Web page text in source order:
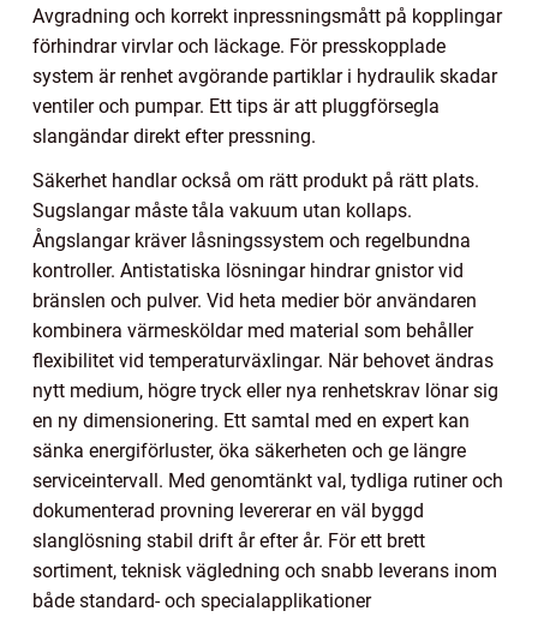
Avgradning och korrekt inpressningsmått på kopplingar
förhindrar virvlar och läckage. För presskopplade
system är renhet avgörande partiklar i hydraulik skadar
ventiler och pumpar. Ett tips är att pluggförsegla
slangändar direkt efter pressning.
Säkerhet handlar också om rätt produkt på rätt plats.
Sugslangar måste tåla vakuum utan kollaps.
Ångslangar kräver låsningssystem och regelbundna
kontroller. Antistatiska lösningar hindrar gnistor vid
bränslen och pulver. Vid heta medier bör användaren
kombinera värmesköldar med material som behåller
flexibilitet vid temperaturväxlingar. När behovet ändras
nytt medium, högre tryck eller nya renhetskrav lönar sig
en ny dimensionering. Ett samtal med en expert kan
sänka energiförluster, öka säkerheten och ge längre
serviceintervall. Med genomtänkt val, tydliga rutiner och
dokumenterad provning levererar en väl byggd
slanglösning stabil drift år efter år. För ett brett
sortiment, teknisk vägledning och snabb leverans inom
både standard- och specialapplikationer